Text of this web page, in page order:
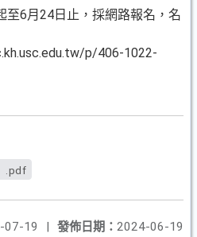
至6月24日止，採網路報名，名
p/406-1022-
.pdf
發佈日期： 2024-06-19
07-19
|